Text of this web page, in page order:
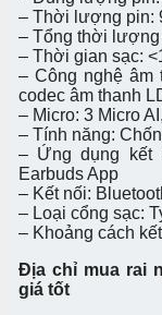
– Thời lượng pin:
– Tổng thời lượng
– Thời gian sạc:
– Công nghệ âm
codec âm thanh
– Micro: 3 Micro
– Tính năng:
– Ứng dụng kết
Earbuds App
– Kết nối:
– Loại cổng sạc:
– Khoảng cách
Địa chỉ mua rai
giá tốt